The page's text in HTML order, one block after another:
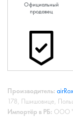
Официальный
продавец
Производитель:
178, Пшишовице,
Импортёр в РБ: ООО